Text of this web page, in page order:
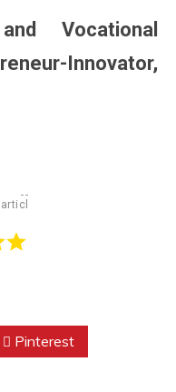
Vocational
Innovator,
Pinterest